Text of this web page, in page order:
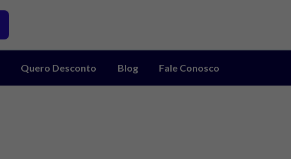
Quero Desconto Blog Fale Conosco